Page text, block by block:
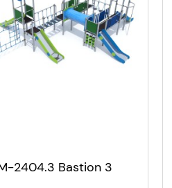
2404.3 Bastion 3